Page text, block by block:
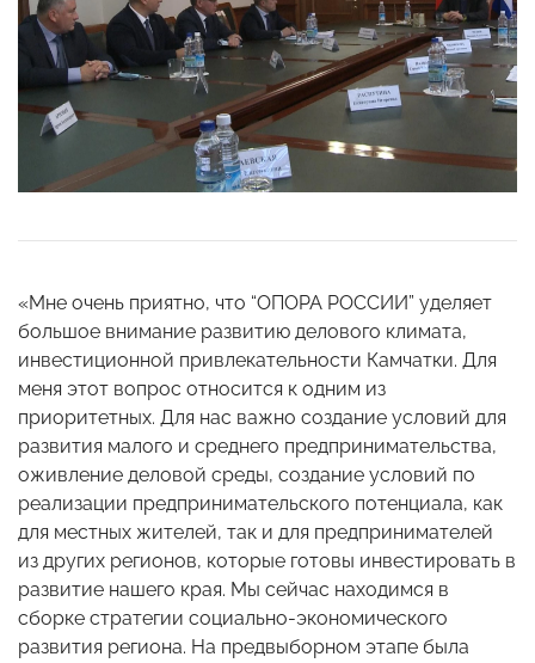
«Мне очень приятно, что “ОПОРА РОССИИ” уделяет
большое внимание развитию делового климата,
инвестиционной привлекательности Камчатки. Для
меня этот вопрос относится к одним из
приоритетных. Для нас важно создание условий для
развития малого и среднего предпринимательства,
оживление деловой среды, создание условий по
реализации предпринимательского потенциала, как
для местных жителей, так и для предпринимателей
из других регионов, которые готовы инвестировать в
развитие нашего края. Мы сейчас находимся в
сборке стратегии социально-экономического
развития региона. На предвыборном этапе была